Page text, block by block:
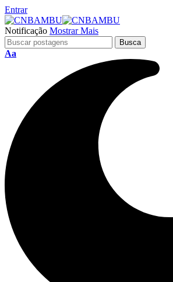
Entrar
Notificação Mostrar Mais
Aa